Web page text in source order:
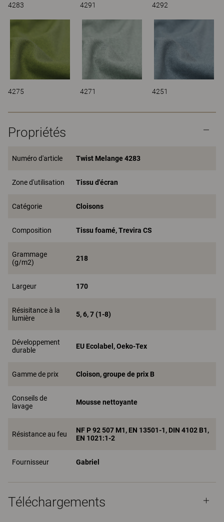
4283 4291 4292
4275 4271 4251
Propriétés
Numéro d'article Twist Melange 4283
Zone d'utilisation Tissu d'écran
Catégorie Cloisons
Composition Tissu foamé, Trevira CS
Grammage
(g/m2)
218
Largeur 170
Résisitance à la
lumière
5, 6, 7 (1-8)
Développement
durable
EU Ecolabel, Oeko-Tex
Gamme de prix Cloison, groupe de prix B
Conseils de
lavage
Mousse nettoyante
Résistance au feu
NF P 92 507 M1, EN 13501-1, DIN 4102 B1,
EN 1021:1-2
Fournisseur Gabriel
Téléchargements